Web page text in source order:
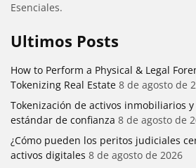
Esenciales.
Ultimos Posts
How to Perform a Physical & Legal
Tokenizing Real Estate 8 de agosto de
Tokenización de activos inmobiliarios
estándar de confianza 8 de agosto de
¿Cómo pueden los peritos judiciales
activos digitales 8 de agosto de 2026